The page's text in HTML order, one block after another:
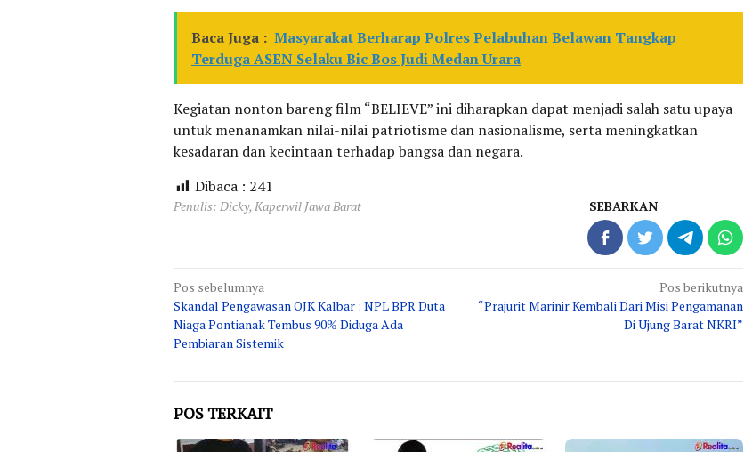
Baca Juga : Masyarakat Berharap Polres Pelabuhan Belawan Tangkap
Terduga ASEN Selaku Bic Bos Judi Medan Urara
Kegiatan nonton bareng film “BELIEVE” ini diharapkan dapat menjadi salah satu upaya
untuk menanamkan nilai-nilai patriotisme dan nasionalisme, serta meningkatkan
kesadaran dan kecintaan terhadap bangsa dan negara.
Dibaca : 241
Penulis: Dicky, Kaperwil Jawa Barat SEBARKAN
Navigasi
pos
Pos sebelumnya
Skandal Pengawasan OJK Kalbar : NPL BPR Duta
Niaga Pontianak Tembus 90% Diduga Ada
Pembiaran Sistemik
Pos berikutnya
“Prajurit Marinir Kembali Dari Misi Pengamanan
Di Ujung Barat NKRI”
POS TERKAIT